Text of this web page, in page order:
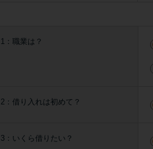
1：職業は？
2：借り入れは初めて？
3：いくら借りたい？